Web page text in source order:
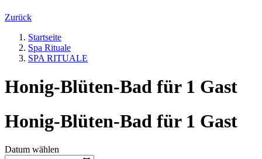
Zurück
Startseite
Spa Rituale
SPA RITUALE
Honig-Blüten-Bad für 1 Gast
Honig-Blüten-Bad für 1 Gast
Datum wählen